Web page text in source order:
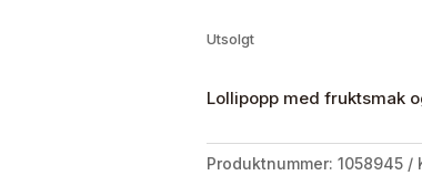
Utsolgt
Lollipopp med fruktsmak
Produktnummer: 1058945